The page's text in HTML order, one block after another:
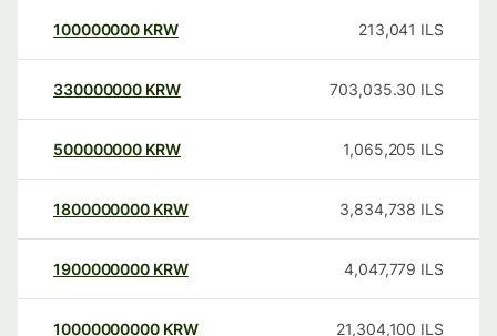
100000000 KRW 213,041 ILS
330000000 KRW 703,035.30 ILS
500000000 KRW 1,065,205 ILS
1800000000 KRW 3,834,738 ILS
1900000000 KRW 4,047,779 ILS
10000000000 KRW 21,304,100 ILS